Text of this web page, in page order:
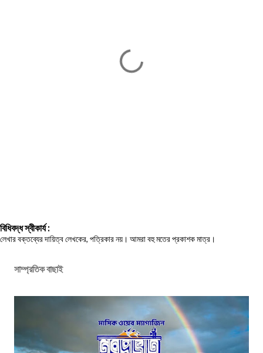
বিধিবদ্ধ স্বীকার্য :
লেখার বক্তব্যের দায়িত্ব লেখকের, পত্রিকার নয়। আমরা বহু মতের প্রকাশক মাত্র।
সাম্প্রতিক বাছাই